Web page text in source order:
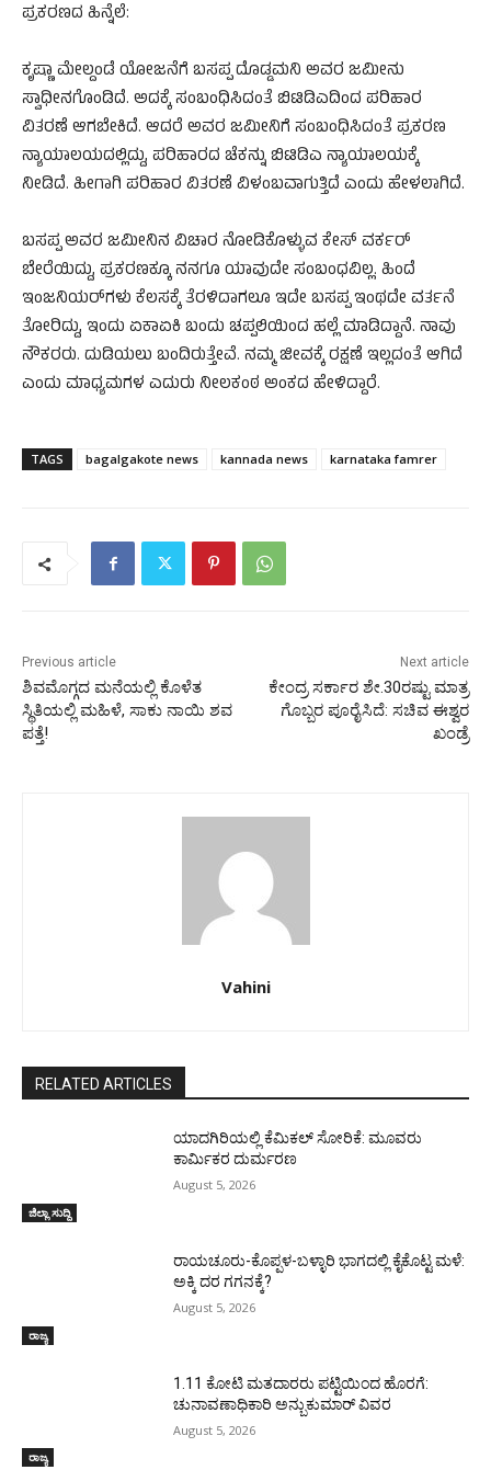
ಪ್ರಕರಣದ ಹಿನ್ನೆಲೆ:
ಕೃಷ್ಣಾ ಮೇಲ್ದಂಡೆ ಯೋಜನೆಗೆ ಬಸಪ್ಪ ದೊಡ್ಡಮನಿ ಅವರ ಜಮೀನು
ಸ್ವಾಧೀನಗೊಂಡಿದೆ. ಅದಕ್ಕೆ ಸಂಬಂಧಿಸಿದಂತೆ ಬಿಟಿಡಿಎದಿಂದ ಪರಿಹಾರ
ವಿತರಣೆ ಆಗಬೇಕಿದೆ. ಆದರೆ ಅವರ ಜಮೀನಿಗೆ ಸಂಬಂಧಿಸಿದಂತೆ ಪ್ರಕರಣ
ನ್ಯಾಯಾಲಯದಲ್ಲಿದ್ದು, ಪರಿಹಾರದ ಚೆಕನ್ನು ಬಿಟಿಡಿಎ ನ್ಯಾಯಾಲಯಕ್ಕೆ
ನೀಡಿದೆ. ಹೀಗಾಗಿ ಪರಿಹಾರ ವಿತರಣೆ ವಿಳಂಬವಾಗುತ್ತಿದೆ ಎಂದು ಹೇಳಲಾಗಿದೆ.
ಬಸಪ್ಪ ಅವರ ಜಮೀನಿನ ವಿಚಾರ ನೋಡಿಕೊಳ್ಳುವ ಕೇಸ್ ವರ್ಕರ್
ಬೇರೆಯಿದ್ದು, ಪ್ರಕರಣಕ್ಕೂ ನನಗೂ ಯಾವುದೇ ಸಂಬಂಧವಿಲ್ಲ. ಹಿಂದೆ
ಇಂಜನಿಯರ್‌ಗಳು ಕೆಲಸಕ್ಕೆ ತೆರಳಿದಾಗಲೂ ಇದೇ ಬಸಪ್ಪ ಇಂಥದೇ ವರ್ತನೆ
ತೋರಿದ್ದು, ಇಂದು ಏಕಾಏಕಿ ಬಂದು ಚಪ್ಪಲಿಯಿಂದ ಹಲ್ಲೆ ಮಾಡಿದ್ದಾನೆ. ನಾವು
ನೌಕರರು. ದುಡಿಯಲು ಬಂದಿರುತ್ತೇವೆ. ನಮ್ಮ ಜೀವಕ್ಕೆ ರಕ್ಷಣೆ ಇಲ್ಲದಂತೆ ಆಗಿದೆ
ಎಂದು ಮಾಧ್ಯಮಗಳ ಎದುರು ನೀಲಕಂಠ ಅಂಕದ ಹೇಳಿದ್ದಾರೆ.
TAGS bagalgakote news kannada news karnataka famrer
Previous article
ಶಿವಮೊಗ್ಗದ ಮನೆಯಲ್ಲಿ ಕೊಳೆತ
ಸ್ಥಿತಿಯಲ್ಲಿ ಮಹಿಳೆ, ಸಾಕು ನಾಯಿ ಶವ
ಪತ್ತೆ!
Next article
ಕೇಂದ್ರ ಸರ್ಕಾರ ಶೇ.30ರಷ್ಟು ಮಾತ್ರ
ಗೊಬ್ಬರ ಪೂರೈಸಿದೆ: ಸಚಿವ ಈಶ್ವರ
ಖಂಡ್ರೆ
Vahini
RELATED ARTICLES
ಜಿಲ್ಲಾ ಸುದ್ದಿ
ಯಾದಗಿರಿಯಲ್ಲಿ ಕೆಮಿಕಲ್ ಸೋರಿಕೆ: ಮೂವರು
ಕಾರ್ಮಿಕರ ದುರ್ಮರಣ
August 5, 2026
ರಾಜ್ಯ
ರಾಯಚೂರು-ಕೊಪ್ಪಳ-ಬಳ್ಳಾರಿ ಭಾಗದಲ್ಲಿ ಕೈಕೊಟ್ಟ ಮಳೆ:
ಅಕ್ಕಿ ದರ ಗಗನಕ್ಕೆ?
August 5, 2026
ರಾಜ್ಯ
1.11 ಕೋಟಿ ಮತದಾರರು ಪಟ್ಟಿಯಿಂದ ಹೊರಗೆ:
ಚುನಾವಣಾಧಿಕಾರಿ ಅನ್ಬುಕುಮಾರ್ ವಿವರ
August 5, 2026